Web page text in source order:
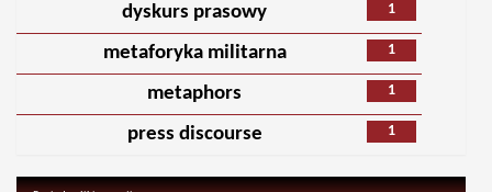
1
dyskurs prasowy
1
metaforyka militarna
1
metaphors
1
press discourse